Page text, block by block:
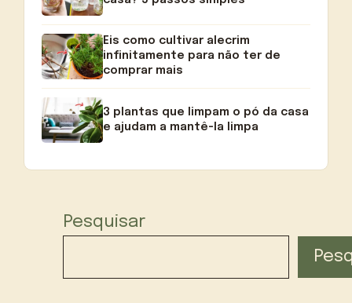
Eis como cultivar alecrim
infinitamente para não ter de
comprar mais
3 plantas que limpam o pó da casa
e ajudam a mantê-la limpa
Pesquisar